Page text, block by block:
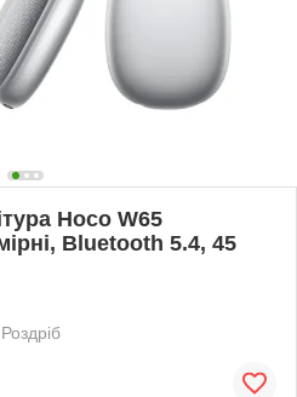
Hoco W65
Bluetooth 5.4, 45
Роздріб